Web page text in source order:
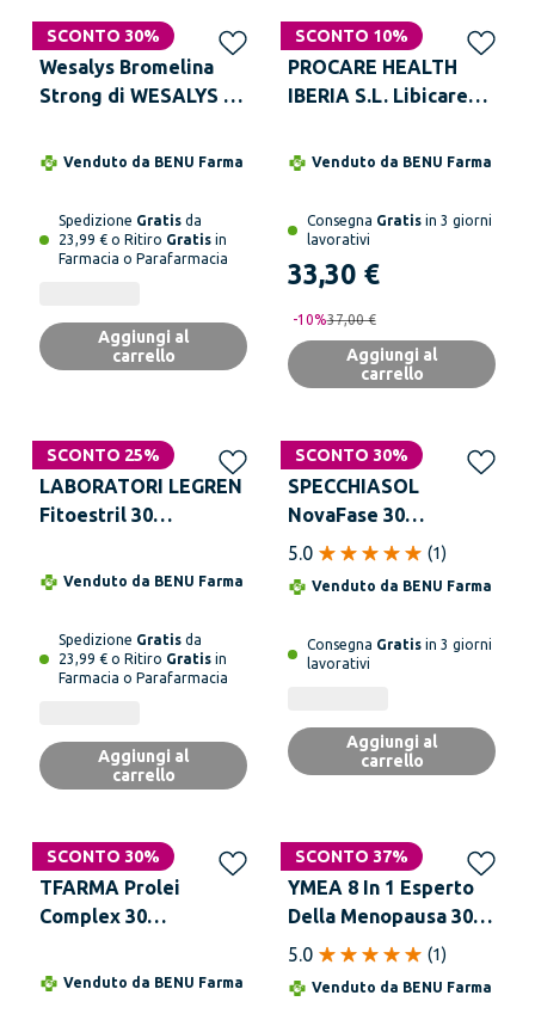
SCONTO 30%
Wesalys Bromelina
Strong di WESALYS -
Gambe pesanti e
Venduto da BENU Farma
Spedizione Gratis da
23,99 € o Ritiro Gratis in
Farmacia o Parafarmacia
Aggiungi al
carrello
SCONTO 10%
PROCARE HEALTH
IBERIA S.L. Libicare
Integratore
Menopausa
Venduto da BENU Farma
Consegna Gratis in 3 giorni
lavorativi
33,30 €
-10%37,00 €
Aggiungi al
carrello
SCONTO 25%
LABORATORI LEGREN
Fitoestril 30
Venduto da BENU Farma
Spedizione Gratis da
23,99 € o Ritiro Gratis in
Farmacia o Parafarmacia
Aggiungi al
carrello
SCONTO 30%
SPECCHIASOL
NovaFase 30
Compresse
5.0 (1)
Venduto da BENU Farma
Consegna Gratis in 3 giorni
lavorativi
Aggiungi al
carrello
SCONTO 30%
TFARMA Prolei
Complex 30
Venduto da BENU Farma
SCONTO 37%
YMEA 8 In 1 Esperto
Della Menopausa 30
Compresse
5.0 (1)
Venduto da BENU Farma